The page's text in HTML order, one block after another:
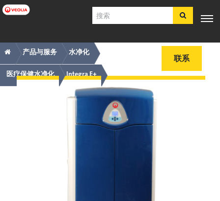
跳
转
要
容
搜
索
主
导
航
专业知
识
行业应
用
产品与服
务
工具
电子商
店​​​​​​​
简体中文
痕
迹
导
产品与服务 水净化
医疗保健水净化 Integra E+
联系